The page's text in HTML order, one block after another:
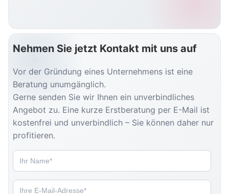
Nehmen Sie jetzt Kontakt mit uns auf
Vor der Gründung eines Unternehmens ist eine
Beratung unumgänglich.
Gerne senden Sie wir Ihnen ein unverbindliches
Angebot zu. Eine kurze Erstberatung per E-Mail ist
kostenfrei und unverbindlich – Sie können daher nur
profitieren.